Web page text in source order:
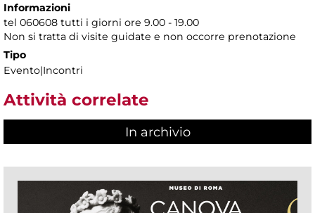
Informazioni
tel 060608 tutti i giorni ore 9.00 - 19.00
Non si tratta di visite guidate e non occorre prenotazione
Tipo
Evento|Incontri
Attività correlate
In archivio